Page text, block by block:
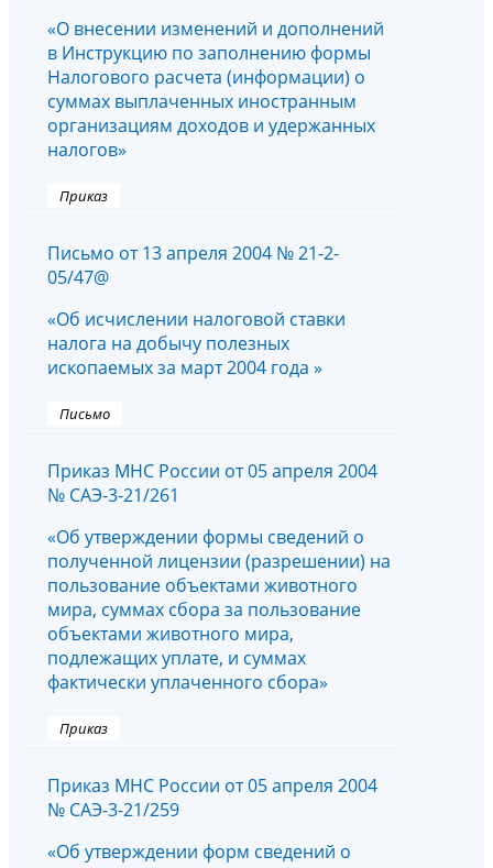
«О внесении изменений и дополнений
в Инструкцию по заполнению формы
Налогового расчета (информации) о
суммах выплаченных иностранным
организациям доходов и удержанных
налогов»
Приказ
Письмо от 13 апреля 2004 № 21-2-
05/47@
«Об исчислении налоговой ставки
налога на добычу полезных
ископаемых за март 2004 года »
Письмо
Приказ МНС России от 05 апреля 2004
№ САЭ-3-21/261
«Об утверждении формы сведений о
полученной лицензии (разрешении) на
пользование объектами животного
мира, суммах сбора за пользование
объектами животного мира,
подлежащих уплате, и суммах
фактически уплаченного сбора»
Приказ
Приказ МНС России от 05 апреля 2004
№ САЭ-3-21/259
«Об утверждении форм сведений о